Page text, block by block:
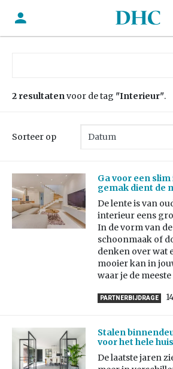
2 resultatenvoor de tag "Interieur".
Sorteer op
Ga voor een
gemak dient de
De lente is van
interieur eens
In de vorm van
schoonmaak of
denken over wat
mooier kan in
waar je de
PARTNERBIJDRAGE
Stalen
voor het hele
De laatste jaren